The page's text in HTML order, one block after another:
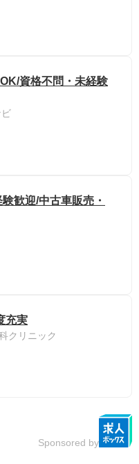
資格不問・未経験
歓迎/中古車販売・
充実
クリニック
Sponsored by